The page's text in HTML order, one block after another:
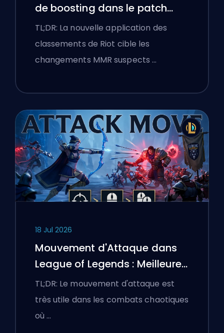
de boosting dans le patch
25.18 de League of Legends
TL;DR: La nouvelle application des
classements de Riot cible les
changements MMR suspects …
18 Jul 2026
Mouvement d'Attaque dans
League of Legends : Meilleures
Configurations
TL;DR: Le mouvement d'attaque est
très utile dans les combats chaotiques
où …